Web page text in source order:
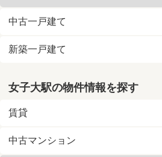
中古一戸建て
新築一戸建て
女子大駅の物件情報を探す
賃貸
中古マンション